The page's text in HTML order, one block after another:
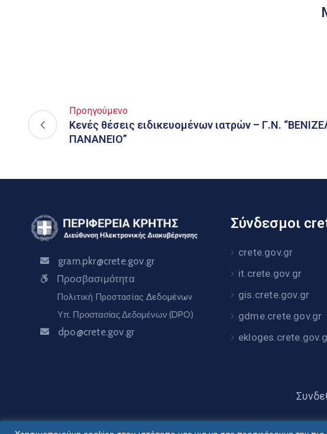
Προηγούμενο
Κενές θέσεις ειδικευομένων ιατρών – Γ.Ν.
ΠΑΝΑΝΕΙΟ”
gram.pkr@crete.gov.gr
Προσβασιμότητα
Πολιτική Προστασίας Δεδομένων
Υπ. Προστασίας Δεδομένων (DPO)
dpo@crete.gov.gr
Σύνδεσμοι
crete.gov.gr
it.crete.gov.gr
gis.crete.gov.gr
gdme.crete.gov.gr